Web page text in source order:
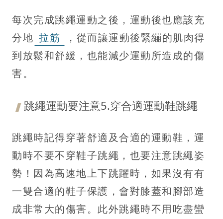
每次完成跳繩運動之後，運動後也應該充
分地 拉筋
，從而讓運動後緊繃的肌肉得
到放鬆和舒緩，也能減少運動所造成的傷
害。
跳繩運動要注意5.穿合適運動鞋跳繩
跳繩時記得穿著舒適及合適的運動鞋，運
動時不要不穿鞋子跳繩，也要注意跳繩姿
勢！因為高速地上下跳躍時，如果沒有有
一雙合適的鞋子保護，會對膝蓋和腳部造
成非常大的傷害。此外跳繩時不用吃盡蠻